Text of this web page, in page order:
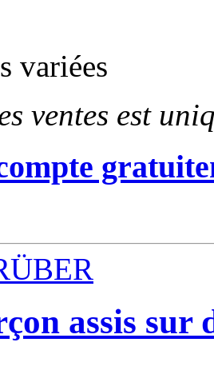
variées
ventes est
assis sur